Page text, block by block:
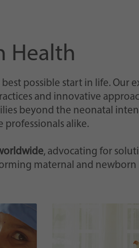
Health
possible start in life. Our
and innovative
beyond the neonatal
alike.
, advocating for
maternal and